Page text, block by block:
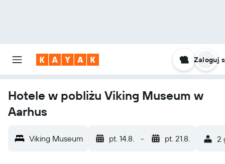
Zaloguj
Hotele w pobliżu Viking Museum w
Aarhus
Viking Museum pt. 14.8. - pt. 21.8. 2